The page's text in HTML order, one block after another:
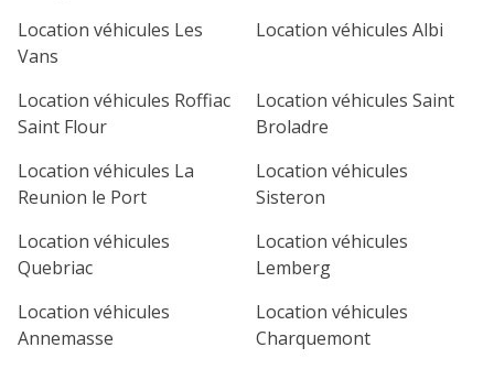
Location véhicules Les
Vans
Location véhicules Albi
Location véhicules Roffiac
Saint Flour
Location véhicules Saint
Broladre
Location véhicules La
Reunion le Port
Location véhicules
Sisteron
Location véhicules
Quebriac
Location véhicules
Lemberg
Location véhicules
Annemasse
Location véhicules
Charquemont